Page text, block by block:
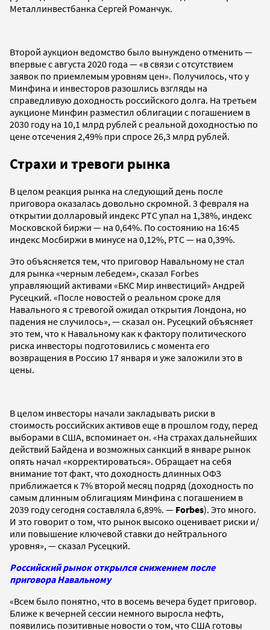
Металлинвестбанка Сергей Романчук.
Второй аукцион ведомство было вынуждено отменить —
впервые с августа 2020 года — «в связи с отсутствием
заявок по приемлемым уровням цен». Получилось, что у
Минфина и инвесторов разошлись взгляды на
справедливую доходность российского долга. На третьем
аукционе Минфин разместил облигации с погашением в
2030 году на 10,1 млрд рублей с реальной доходностью по
цене отсечения 2,49% при спросе 26,3 млрд рублей.
Страхи и тревоги рынка
В целом реакция рынка на следующий день после
приговора оказалась довольно скромной. 3 февраля на
открытии долларовый индекс РТС упал на 1,38%, индекс
Московской биржи — на 0,64%. По состоянию на 16:45
индекс Мосбиржи в минусе на 0,12%, РТС — на 0,39%.
Это объясняется тем, что приговор Навальному не стал
для рынка «черным лебедем», сказал Forbes
управляющий активами «БКС Мир инвестиций» Андрей
Русецкий. «После новостей о реальном сроке для
Навального я с тревогой ожидал открытия Лондона, но
падения не случилось», — сказал он. Русецкий объясняет
это тем, что к Навальному как к фактору политического
риска инвесторы подготовились с момента его
возвращения в Россию 17 января и уже заложили это в
цены.
В целом инвесторы начали закладывать риски в
стоимость российских активов еще в прошлом году, перед
выборами в США, вспоминает он. «На страхах дальнейших
действий Байдена и возможных санкций в январе рынок
опять начал «корректироваться». Обращает на себя
внимание тот факт, что доходность длинных ОФЗ
приближается к 7% второй месяц подряд (доходность по
самым длинным облигациям Минфина c погашением в
2039 году сегодня составляла 6,89%. — Forbes). Это много.
И это говорит о том, что рынок высоко оценивает риски и/
или повышение ключевой ставки до нейтрального
уровня», — сказал Русецкий.
Российский рынок открылся снижением после
приговора Навальному
«Всем было понятно, что в восемь вечера будет приговор.
Ближе к вечерней сессии немного выросла нефть,
появились позитивные новости о том, что США готовы